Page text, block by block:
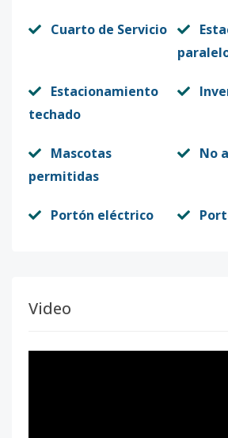
Cuarto de Servicio
Estacionamiento
techado
Mascotas
permitidas
No
Portón eléctrico
Video